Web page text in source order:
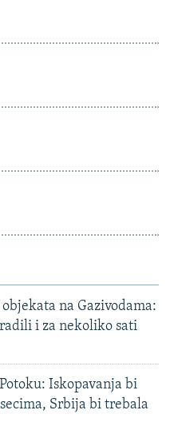
na Gazivodama:
i za nekoliko sati
Iskopavanja bi
Srbija bi trebala